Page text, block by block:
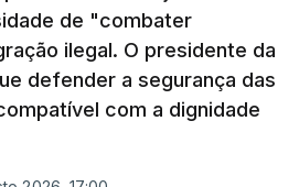
de "combater
ilegal. O presidente da
defender a segurança das
com a dignidade